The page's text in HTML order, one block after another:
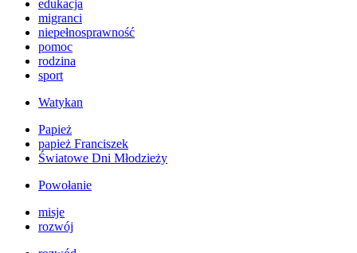
edukacja
migranci
niepełnosprawność
pomoc
rodzina
sport
Watykan
Papież
papież Franciszek
Światowe Dni Młodzieży
Powołanie
misje
rozwój